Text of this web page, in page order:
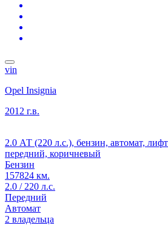
vin
Opel Insignia
2012 г.в.
2.0 АТ (220 л.с.), бензин, автомат,
передний, коричневый
Бензин
157824 км.
2.0 / 220 л.с.
Передний
Автомат
2 владельца